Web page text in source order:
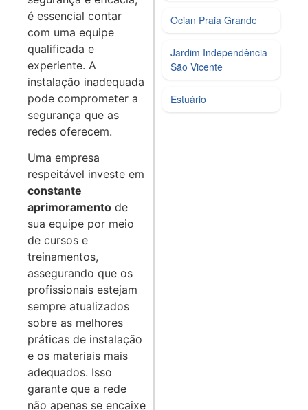
é essencial contar
com uma equipe
qualificada e
experiente. A
instalação inadequada
pode comprometer a
segurança que as
redes oferecem.
Uma empresa
respeitável investe em
constante
aprimoramento de
sua equipe por meio
de cursos e
treinamentos,
assegurando que os
profissionais estejam
sempre atualizados
sobre as melhores
práticas de instalação
e os materiais mais
adequados. Isso
garante que a rede
não apenas se encaixe
Ocian Praia Grande
Jardim Independência
São Vicente
Estuário